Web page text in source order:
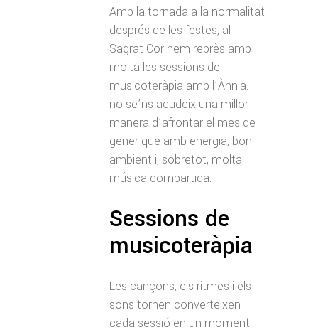
Amb la tornada a la normalitat
després de les festes, al
Sagrat Cor hem reprès amb
molta les sessions de
musicoteràpia amb l’Ànnia. I
no se’ns acudeix una millor
manera d’afrontar el mes de
gener que amb energia, bon
ambient i, sobretot, molta
música compartida.
Sessions de
musicoteràpia
Les cançons, els ritmes i els
sons tornen converteixen
cada sessió en un moment